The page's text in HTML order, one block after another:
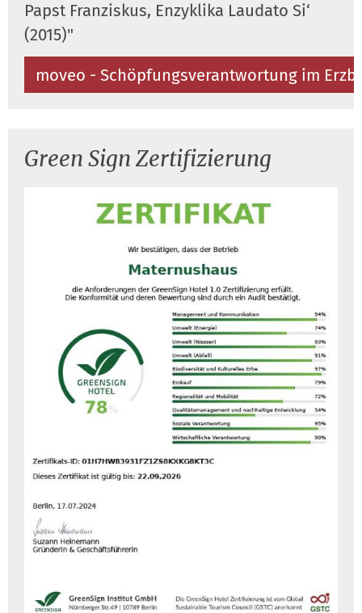
Papst Franziskus, Enzyklika Laudato Si‘
(2015)"
moveo - Schöpfungsverantwortung im
Green Sign Zertifizierung